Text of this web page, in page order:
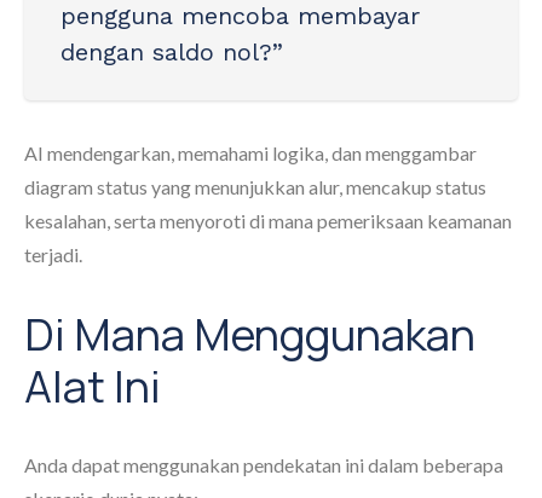
pengguna mencoba membayar
dengan saldo nol?”
AI mendengarkan, memahami logika, dan menggambar
diagram status yang menunjukkan alur, mencakup status
kesalahan, serta menyoroti di mana pemeriksaan keamanan
terjadi.
Di Mana Menggunakan
Alat Ini
Anda dapat menggunakan pendekatan ini dalam beberapa